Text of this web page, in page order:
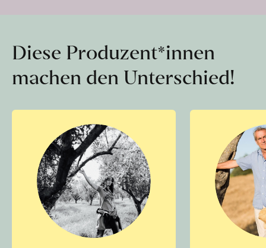
Diese Produzent*innen
machen den Unterschied!